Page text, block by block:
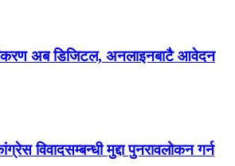
अब डिजिटल, अनलाइनबाटै आवेदन
विवादसम्बन्धी मुद्दा पुनरावलोकन गर्न